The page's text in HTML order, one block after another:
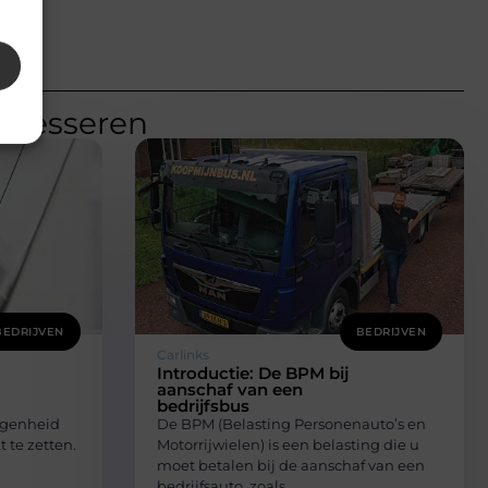
te zetten.
BEDRIJVEN
Carlinks
Introductie: De BPM bij
aanschaf van een
bedrijfsbus
De BPM (Belasting Personenauto’s en
Motorrijwielen) is een belasting die u
moet betalen bij de aanschaf van een